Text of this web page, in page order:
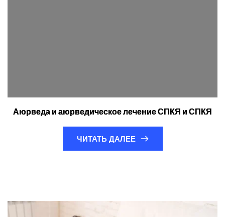
Аюрведа и аюрведическое лечение СПКЯ и СПКЯ
ЧИТАТЬ ДАЛЕЕ